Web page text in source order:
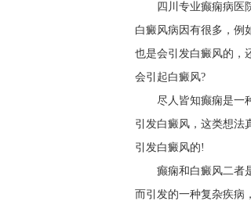
四川专业癫痫病医
白癜风病因有很多，例
也是会引发白癜风的，
会引起白癜风?
尽人皆知癫痫是一
引发白癜风，这类想法
引发白癜风的!
癫痫和白癜风二者
而引发的一种复杂疾病